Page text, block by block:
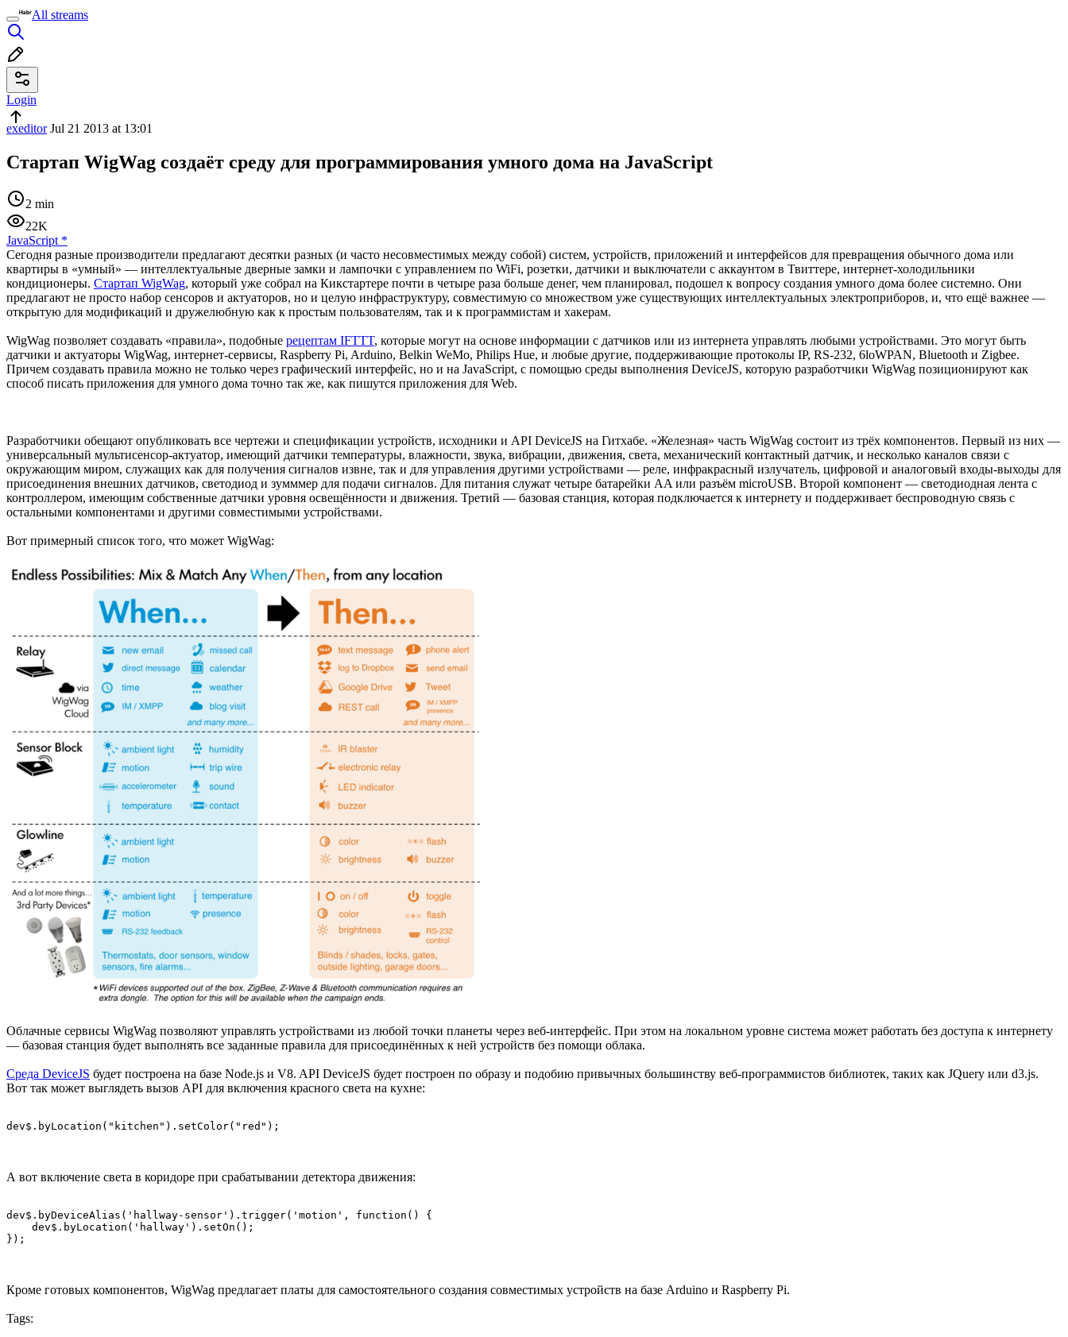
All streams
Login
exeditorJul 21 2013 at 13:01
Стартап WigWag создаёт среду для программирования умного дома на JavaScript
2 min
22K
JavaScript *
Сегодня разные производители предлагают десятки разных (и часто несовместимых между собой) систем, устройств, приложений и интерфейсов для превращения обычного дома или
квартиры в «умный» — интеллектуальные дверные замки и лампочки с управлением по WiFi, розетки, датчики и выключатели с аккаунтом в Твиттере, интернет-холодильники
кондиционеры. Стартап WigWag, который уже собрал на Кикстартере почти в четыре раза больше денег, чем планировал, подошел к вопросу создания умного дома более системно. Они
предлагают не просто набор сенсоров и актуаторов, но и целую инфраструктуру, совместимую со множеством уже существующих интеллектуальных электроприборов, и, что ещё важнее —
открытую для модификаций и дружелюбную как к простым пользователям, так и к программистам и хакерам.
WigWag позволяет создавать «правила», подобные рецептам IFTTT, которые могут на основе информации с датчиков или из интернета управлять любыми устройствами. Это могут быть
датчики и актуаторы WigWag, интернет-сервисы, Raspberry Pi, Arduino, Belkin WeMo, Philips Hue, и любые другие, поддерживающие протоколы IP, RS-232, 6loWPAN, Bluetooth и Zigbee.
Причем создавать правила можно не только через графический интерфейс, но и на JavaScript, с помощью среды выполнения DeviceJS, которую разработчики WigWag позиционируют как
способ писать приложения для умного дома точно так же, как пишутся приложения для Web.
Разработчики обещают опубликовать все чертежи и спецификации устройств, исходники и API DeviceJS на Гитхабе. «Железная» часть WigWag состоит из трёх компонентов. Первый из них —
универсальный мультисенсор-актуатор, имеющий датчики температуры, влажности, звука, вибрации, движения, света, механический контактный датчик, и несколько каналов связи с
окружающим миром, служащих как для получения сигналов извне, так и для управления другими устройствами — реле, инфракрасный излучатель, цифровой и аналоговый входы-выходы для
присоединения внешних датчиков, светодиод и зумммер для подачи сигналов. Для питания служат четыре батарейки AA или разъём microUSB. Второй компонент — светодиодная лента с
контроллером, имеющим собственные датчики уровня освещённости и движения. Третий — базовая станция, которая подключается к интернету и поддерживает беспроводную связь с
остальными компонентами и другими совместимыми устройствами.
Вот примерный список того, что может WigWag:
Облачные сервисы WigWag позволяют управлять устройствами из любой точки планеты через веб-интерфейс. При этом на локальном уровне система может работать без доступа к интернету
— базовая станция будет выполнять все заданные правила для присоединённых к ней устройств без помощи облака.
Среда DeviceJS будет построена на базе Node.js и V8. API DeviceJS будет построен по образу и подобию привычных большинству веб-программистов библиотек, таких как JQuery или d3.js.
Вот так может выглядеть вызов API для включения красного света на кухне:
А вот включение света в коридоре при срабатывании детектора движения:
dev$.byDeviceAlias('hallway-sensor').trigger('motion', function() {
    dev$.byLocation('hallway').setOn();
Кроме готовых компонентов, WigWag предлагает платы для самостоятельного создания совместимых устройств на базе Arduino и Raspberry Pi.
Tags: